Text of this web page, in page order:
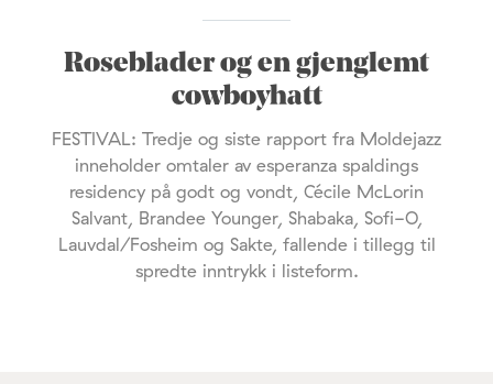
Roseblader og en gjenglemt
cowboyhatt
FESTIVAL: Tredje og siste rapport fra Moldejazz
inneholder omtaler av esperanza spaldings
residency på godt og vondt, Cécile McLorin
Salvant, Brandee Younger, Shabaka, Sofi-O,
Lauvdal/Fosheim og Sakte, fallende i tillegg til
spredte inntrykk i listeform.